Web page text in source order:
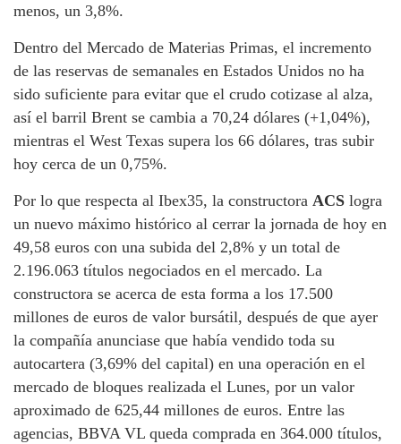
menos, un 3,8%.
Dentro del Mercado de Materias Primas, el incremento
de las reservas de semanales en Estados Unidos no ha
sido suficiente para evitar que el crudo cotizase al alza,
así el barril Brent se cambia a 70,24 dólares (+1,04%),
mientras el West Texas supera los 66 dólares, tras subir
hoy cerca de un 0,75%.
Por lo que respecta al Ibex35, la constructora ACS logra
un nuevo máximo histórico al cerrar la jornada de hoy en
49,58 euros con una subida del 2,8% y un total de
2.196.063 títulos negociados en el mercado. La
constructora se acerca de esta forma a los 17.500
millones de euros de valor bursátil, después de que ayer
la compañía anunciase que había vendido toda su
autocartera (3,69% del capital) en una operación en el
mercado de bloques realizada el Lunes, por un valor
aproximado de 625,44 millones de euros. Entre las
agencias, BBVA VL queda comprada en 364.000 títulos,